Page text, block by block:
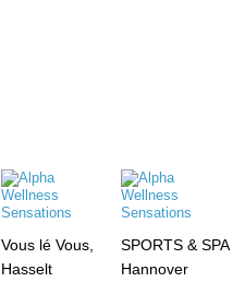
Vous lé Vous,
Hasselt
SPORTS & SPA
Hannover